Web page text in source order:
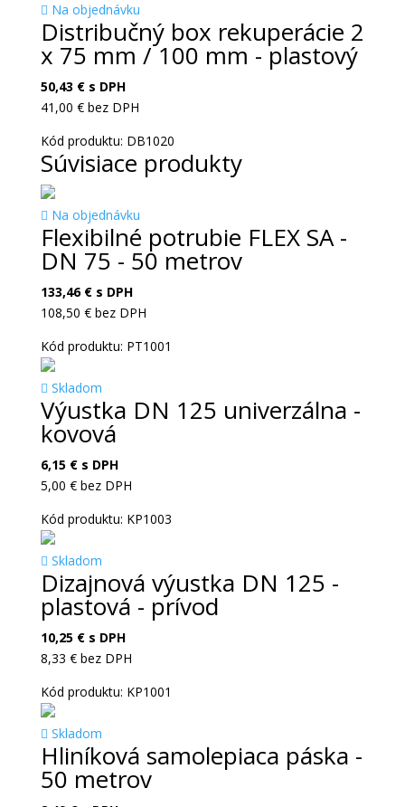
Na objednávku
Distribučný box rekuperácie 2
x 75 mm / 100 mm - plastový
50,43 €s DPH
41,00 €bez DPH
Kód produktu: DB1020
Súvisiace produkty
Na objednávku
Flexibilné potrubie FLEX SA -
DN 75 - 50 metrov
133,46 €s DPH
108,50 €bez DPH
Kód produktu: PT1001
Skladom
Výustka DN 125 univerzálna -
kovová
6,15 €s DPH
5,00 €bez DPH
Kód produktu: KP1003
Skladom
Dizajnová výustka DN 125 -
plastová - prívod
10,25 €s DPH
8,33 €bez DPH
Kód produktu: KP1001
Skladom
Hliníková samolepiaca páska -
50 metrov